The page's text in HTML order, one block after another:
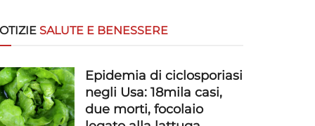
SALUTE E BENESSERE
Epidemia di ciclosporiasi
negli Usa: 18mila casi,
due morti, focolaio